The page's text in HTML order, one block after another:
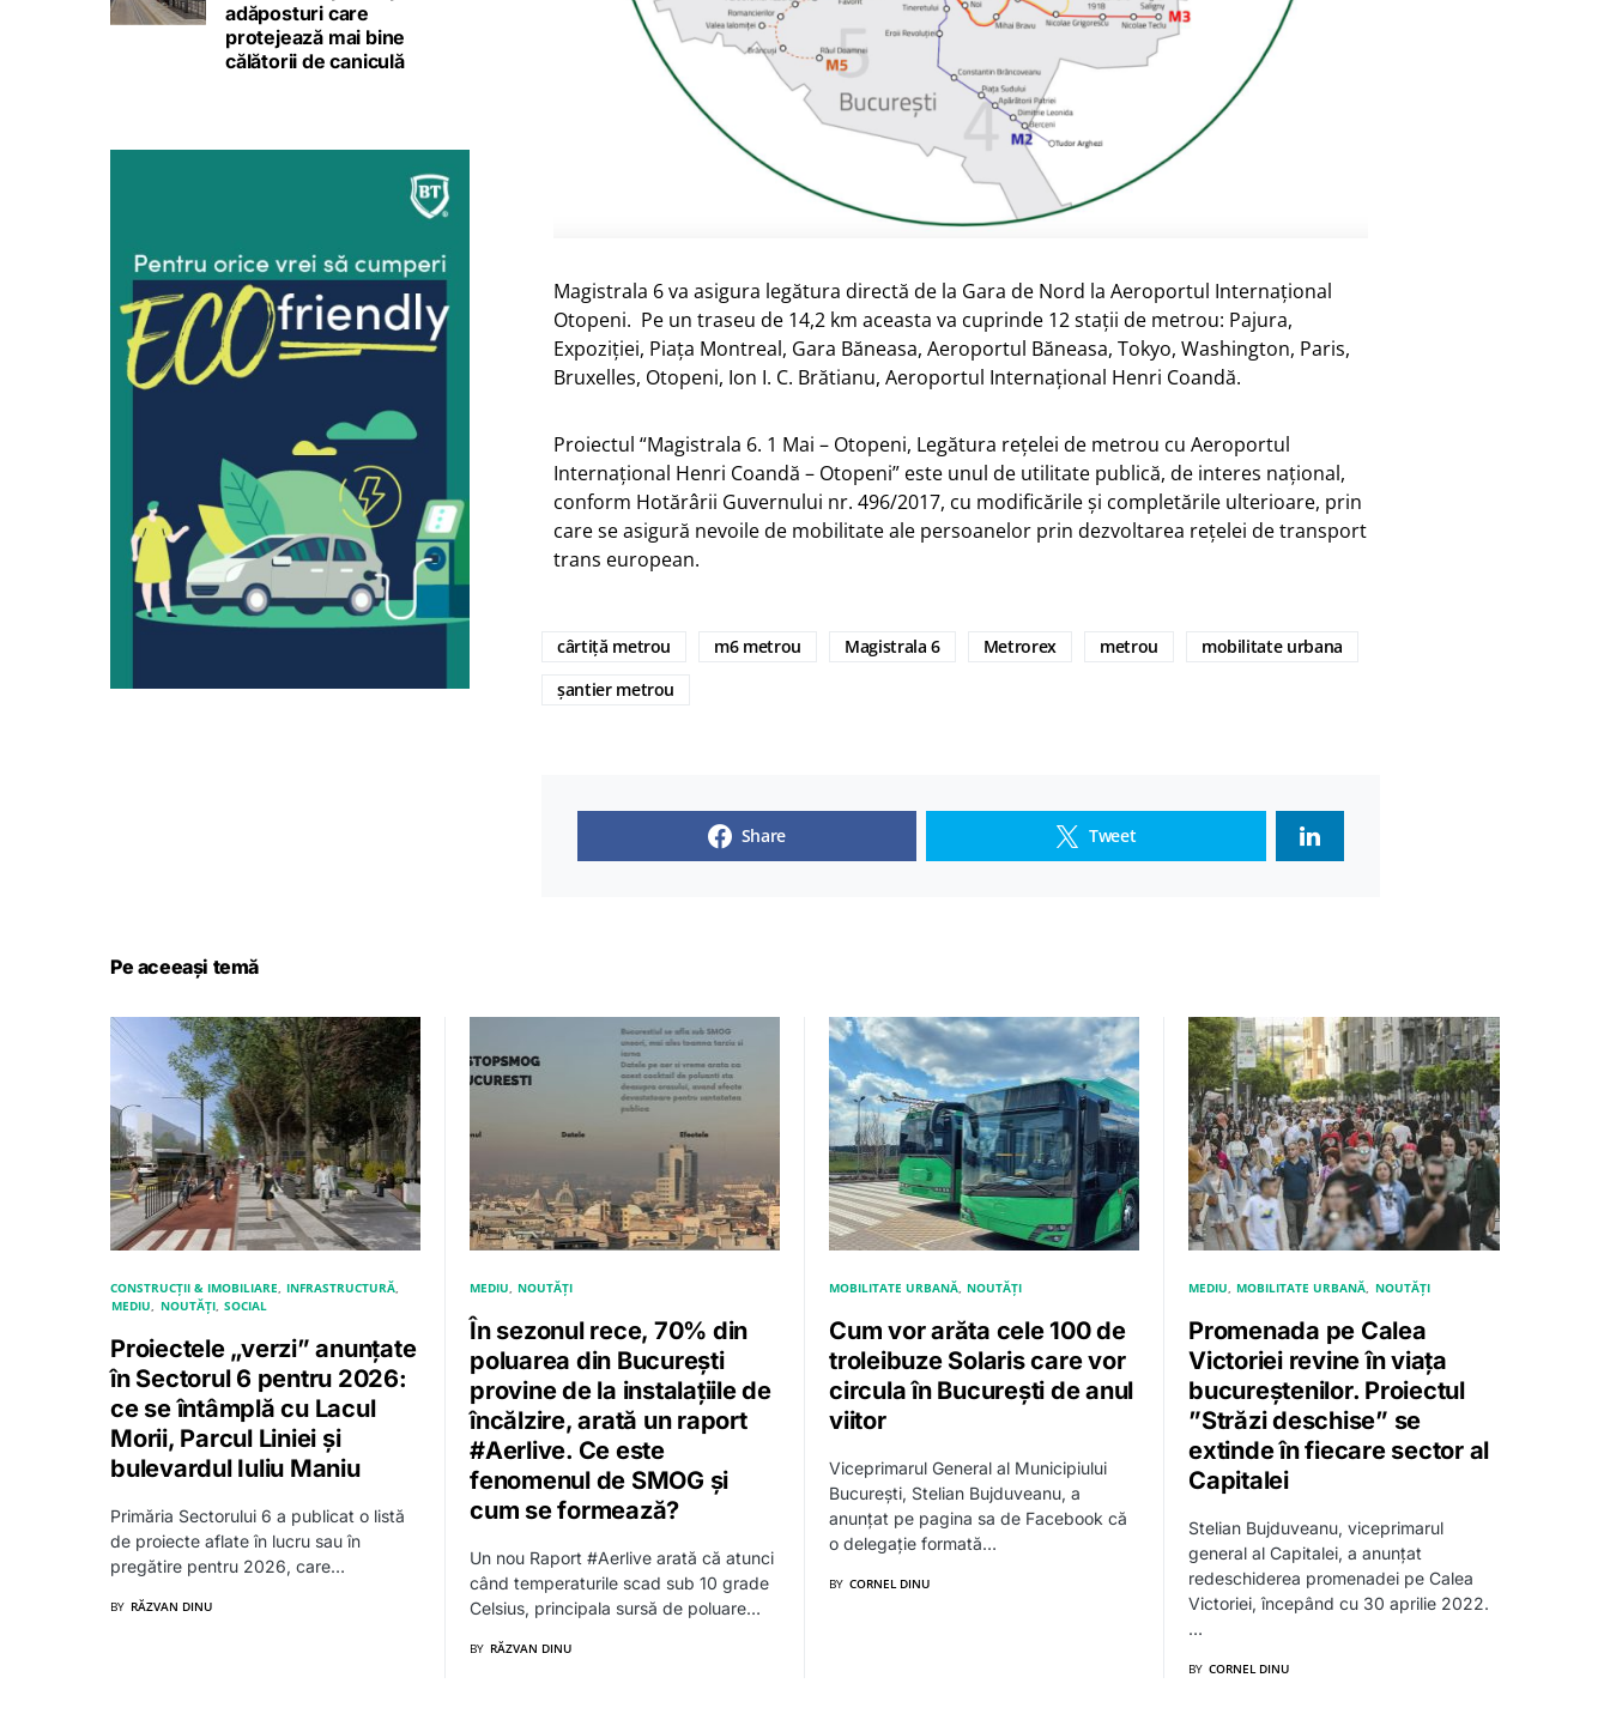
Magistrala 6 va asigura legătura directă de la Gara de Nord la Aeroportul Internațional
Otopeni. Pe un traseu de 14,2 km aceasta va cuprinde 12 stații de metrou: Pajura,
Expoziției, Piața Montreal, Gara Băneasa, Aeroportul Băneasa, Tokyo, Washington, Paris,
Bruxelles, Otopeni, Ion I. C. Brătianu, Aeroportul Internațional Henri Coandă.
Proiectul “Magistrala 6. 1 Mai – Otopeni, Legătura rețelei de metrou cu Aeroportul
Internațional Henri Coandă – Otopeni” este unul de utilitate publică, de interes național,
conform Hotărârii Guvernului nr. 496/2017, cu modificările și completările ulterioare, prin
care se asigură nevoile de mobilitate ale persoanelor prin dezvoltarea rețelei de transport
trans european.
cârtiță metrou m6 metrou Magistrala 6 Metrorex metrou
mobilitate urbana
șantier metrou
Share Tweet
adăposturi care
protejează mai bine
călătorii de caniculă
Pe aceeași temă
CONSTRUCȚII & IMOBILIARE INFRASTRUCTURĂ
MEDIU
NOUTĂȚI SOCIAL
Proiectele „verzi” anunțate
în Sectorul 6 pentru 2026:
ce se întâmplă cu Lacul
Morii, Parcul Liniei și
bulevardul Iuliu Maniu
Primăria Sectorului 6 a publicat o listă
de proiecte aflate în lucru sau în
pregătire pentru 2026, care…
BY RĂZVAN DINU
MEDIU NOUTĂȚI
În sezonul rece, 70% din
poluarea din București
provine de la instalațiile de
încălzire, arată un raport
#Aerlive. Ce este
fenomenul de SMOG și
cum se formează?
Un nou Raport #Aerlive arată că atunci
când temperaturile scad sub 10 grade
Celsius, principala sursă de poluare…
BY RĂZVAN DINU
MOBILITATE URBANĂ NOUTĂȚI
Cum vor arăta cele 100 de
troleibuze Solaris care vor
circula în București de anul
viitor
Viceprimarul General al Municipiului
București, Stelian Bujduveanu, a
anunțat pe pagina sa de Facebook că
o delegație formată…
BY CORNEL DINU
MEDIU MOBILITATE URBANĂ NOUTĂȚI
Promenada pe Calea
Victoriei revine în viața
bucureștenilor. Proiectul
”Străzi deschise” se
extinde în fiecare sector al
Capitalei
Stelian Bujduveanu, viceprimarul
general al Capitalei, a anunțat
redeschiderea promenadei pe Calea
Victoriei, începând cu 30 aprilie 2022.
…
BY CORNEL DINU